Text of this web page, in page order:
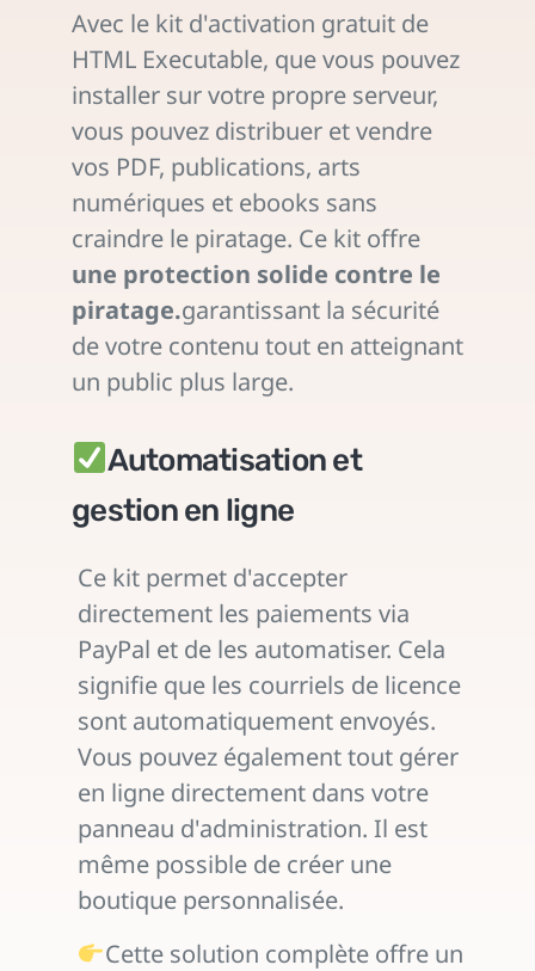
Avec le kit d'activation gratuit de
HTML Executable, que vous pouvez
installer sur votre propre serveur,
vous pouvez distribuer et vendre
vos PDF, publications, arts
numériques et ebooks sans
craindre le piratage. Ce kit offre
une protection solide contre le
piratage.garantissant la sécurité
de votre contenu tout en atteignant
un public plus large.
Automatisation et
gestion en ligne
Ce kit permet d'accepter
directement les paiements via
PayPal et de les automatiser. Cela
signifie que les courriels de licence
sont automatiquement envoyés.
Vous pouvez également tout gérer
en ligne directement dans votre
panneau d'administration. Il est
même possible de créer une
boutique personnalisée.
Cette solution complète offre un